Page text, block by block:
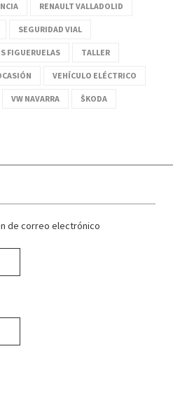
RENAULT VALLADOLID
SEGURIDAD VIAL
FIGUERUELAS TALLER
VEHÍCULO ELÉCTRICO
VW NAVARRA ŠKODA
de correo electrónico